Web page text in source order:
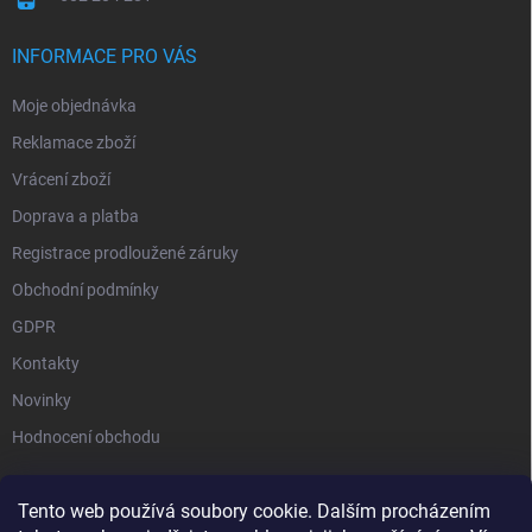
Tento web používá soubory cookie. Dalším procházením
INFORMACE PRO VÁS
Moje objednávka
Reklamace zboží
Vrácení zboží
Doprava a platba
Registrace prodloužené záruky
Obchodní podmínky
GDPR
Kontakty
Novinky
Hodnocení obchodu